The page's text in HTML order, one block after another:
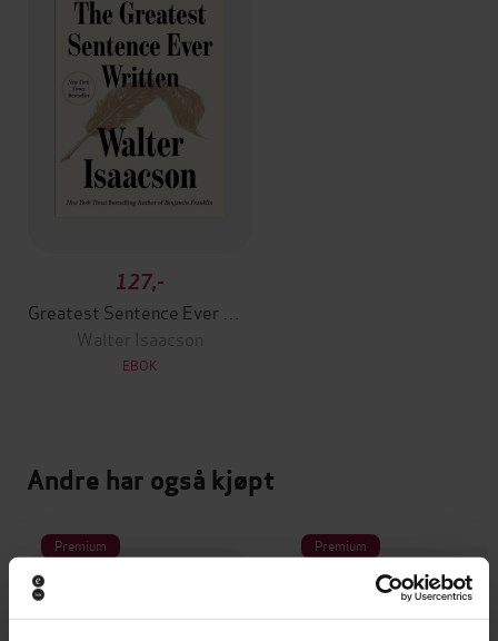
127,-
Walter Isaacson
EBOK
Andre har også kjøpt
Premium Premium